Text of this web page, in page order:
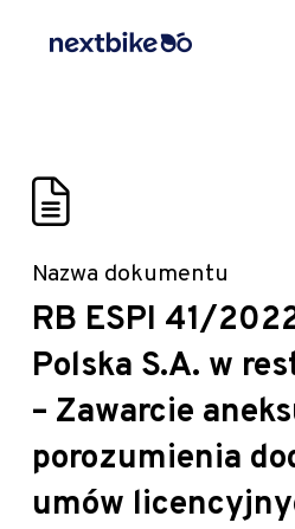
Nazwa dokumentu
RB ESPI 41/
Polska S.A. w
– Zawarcie
porozumienia
umów